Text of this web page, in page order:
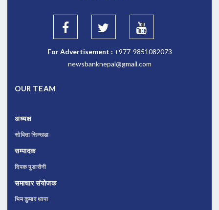
For Advertisement : +977-9851082073
newsbanknepal@gmail.com
OUR TEAM
अध्यक्ष
सोविता सिम्खडा
सम्पादक
दिपक पुडासैनी
समाचार संयोजक
भिम कुमार थापा